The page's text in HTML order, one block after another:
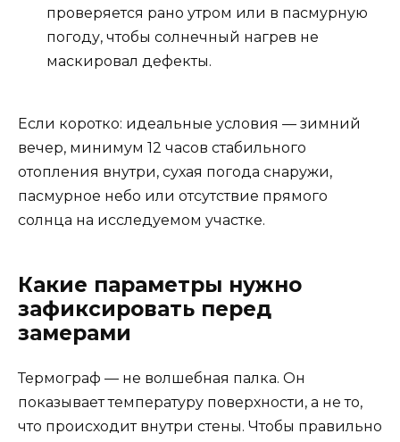
проверяется рано утром или в пасмурную
погоду, чтобы солнечный нагрев не
маскировал дефекты.
Если коротко: идеальные условия — зимний
вечер, минимум 12 часов стабильного
отопления внутри, сухая погода снаружи,
пасмурное небо или отсутствие прямого
солнца на исследуемом участке.
Какие параметры нужно
зафиксировать перед
замерами
Термограф — не волшебная палка. Он
показывает температуру поверхности, а не то,
что происходит внутри стены. Чтобы правильно